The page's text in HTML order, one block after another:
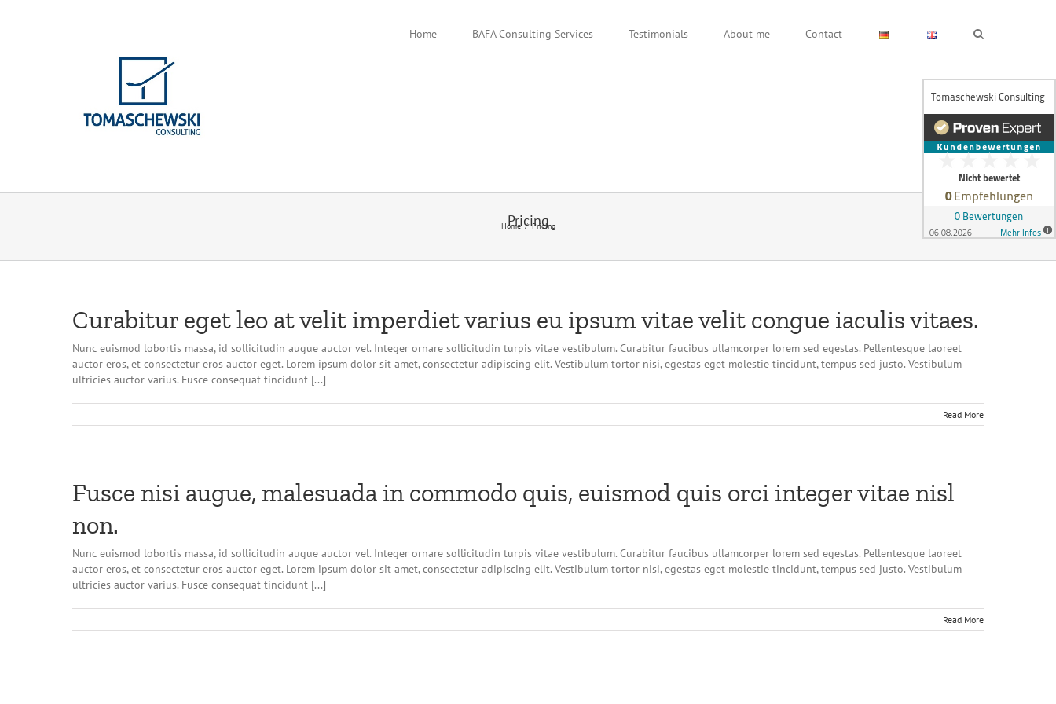
Home BAFA Consulting Services Testimonials About me Contact
Pricing
Home Pricing
Curabitur eget leo at velit imperdiet varius eu ipsum vitae velit congue iaculis vitaes.
Nunc euismod lobortis massa, id sollicitudin augue auctor vel. Integer ornare sollicitudin turpis vitae vestibulum. Curabitur faucibus ullamcorper lorem sed egestas. Pellentesque laoreet
auctor eros, et consectetur eros auctor eget. Lorem ipsum dolor sit amet, consectetur adipiscing elit. Vestibulum tortor nisi, egestas eget molestie tincidunt, tempus sed justo. Vestibulum
ultricies auctor varius. Fusce consequat tincidunt [...]
Read More
Fusce nisi augue, malesuada in commodo quis, euismod quis orci integer vitae nisl
non.
Nunc euismod lobortis massa, id sollicitudin augue auctor vel. Integer ornare sollicitudin turpis vitae vestibulum. Curabitur faucibus ullamcorper lorem sed egestas. Pellentesque laoreet
auctor eros, et consectetur eros auctor eget. Lorem ipsum dolor sit amet, consectetur adipiscing elit. Vestibulum tortor nisi, egestas eget molestie tincidunt, tempus sed justo. Vestibulum
ultricies auctor varius. Fusce consequat tincidunt [...]
Read More